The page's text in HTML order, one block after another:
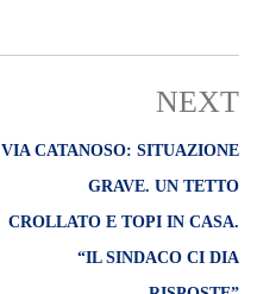
NEXT
VIA CATANOSO: SITUAZIONE
GRAVE. UN TETTO
CROLLATO E TOPI IN CASA.
“IL SINDACO CI DIA